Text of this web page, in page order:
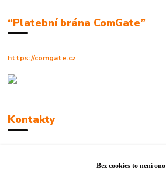
“Platební brána ComGate”
https://comgate.cz
Kontakty
Bez cookies to není ono